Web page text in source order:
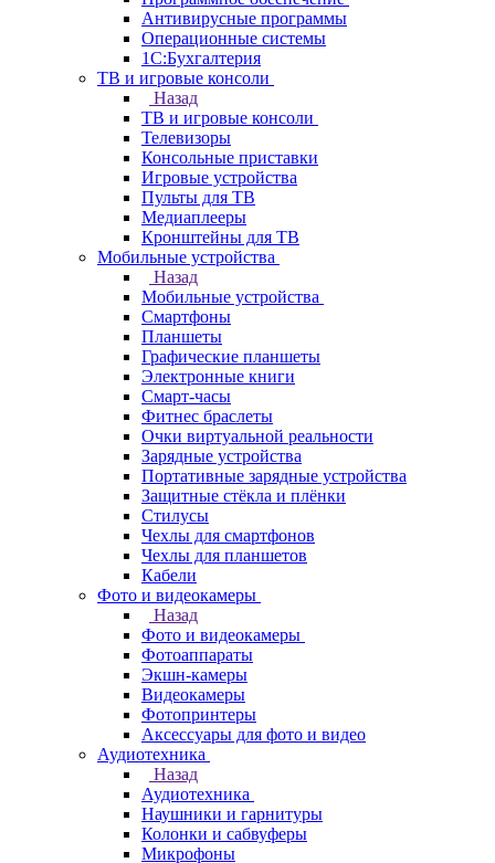
Антивирусные программы
Операционные системы
1С:Бухгалтерия
ТВ и игровые консоли
Назад
ТВ и игровые консоли
Телевизоры
Консольные приставки
Игровые устройства
Пульты для ТВ
Медиаплееры
Кронштейны для ТВ
Мобильные устройства
Назад
Мобильные устройства
Смартфоны
Планшеты
Графические планшеты
Электронные книги
Смарт-часы
Фитнес браслеты
Очки виртуальной реальности
Зарядные устройства
Портативные зарядные устройства
Защитные стёкла и плёнки
Стилусы
Чехлы для смартфонов
Чехлы для планшетов
Кабели
Фото и видеокамеры
Назад
Фото и видеокамеры
Фотоаппараты
Экшн-камеры
Видеокамеры
Фотопринтеры
Аксессуары для фото и видео
Аудиотехника
Назад
Аудиотехника
Наушники и гарнитуры
Колонки и сабвуферы
Микрофоны